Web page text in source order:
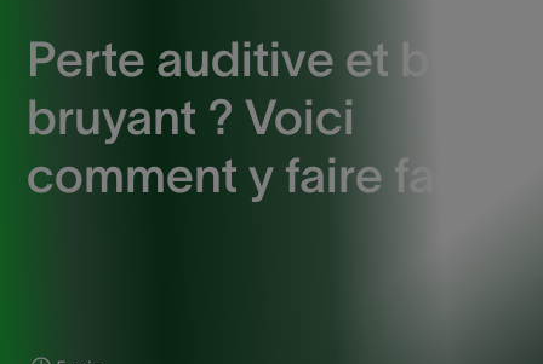
Perte auditive et
bruyant ? Voici
comment y faire face